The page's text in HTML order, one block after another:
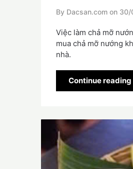
By Dacsan.com on 30/
Việc làm chả mỡ
mua chả mỡ nướng
nhà.
Continue reading